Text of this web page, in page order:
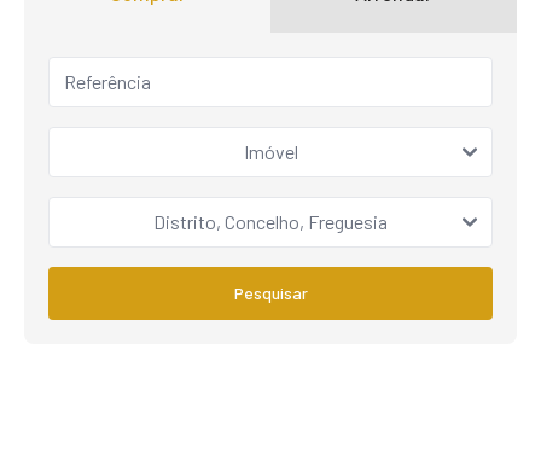
Imóvel
Distrito, Concelho, Freguesia
Pesquisar